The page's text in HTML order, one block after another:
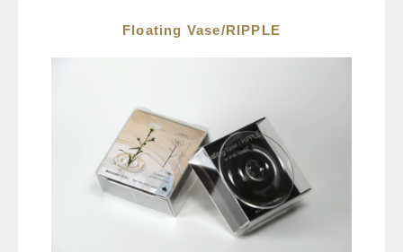
Floating Vase/RIPPLE